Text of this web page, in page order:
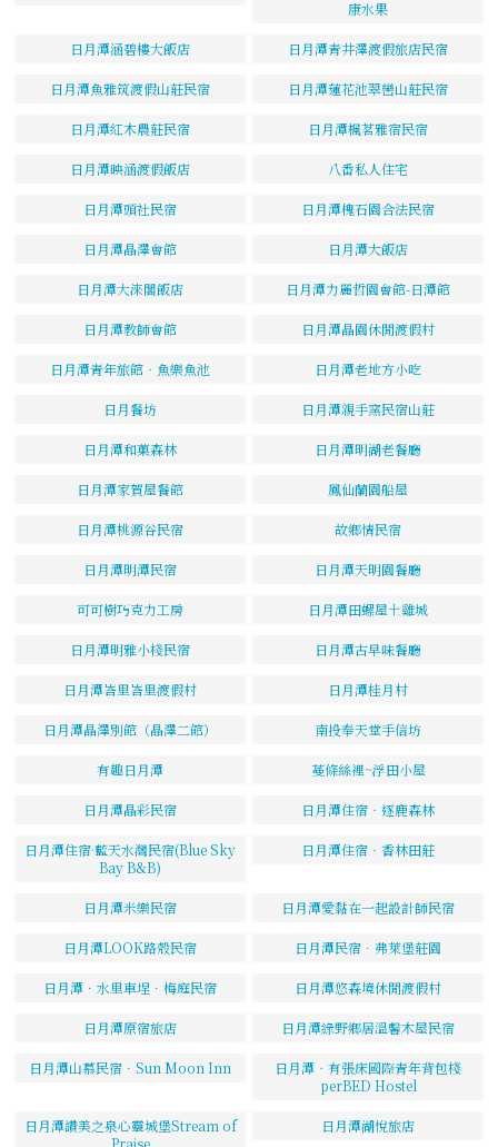
康水果
日月潭涵碧樓大飯店 日月潭青井澤渡假旅店民宿
日月潭魚雅筑渡假山莊民宿 日月潭蓮花池翠巒山莊民宿
日月潭紅木農莊民宿 日月潭楓茗雅宿民宿
日月潭映涵渡假飯店 八番私人住宅
日月潭頭社民宿 日月潭槐石園合法民宿
日月潭晶澤會館 日月潭大飯店
日月潭大淶閣飯店 日月潭力麗哲園會館-日潭館
日月潭教師會館 日月潭晶園休閒渡假村
日月潭青年旅館‧魚樂魚池 日月潭老地方小吃
日月餐坊 日月潭親手窯民宿山莊
日月潭和菓森林 日月潭明湖老餐廳
日月潭家賀屋餐館 鳳仙蘭園船屋
日月潭桃源谷民宿 故鄉情民宿
日月潭明潭民宿 日月潭天明園餐廳
可可樹巧克力工房 日月潭田螺屋土雞城
日月潭明雅小棧民宿 日月潭古早味餐廳
日月潭峇里峇里渡假村 日月潭桂月村
日月潭晶澤別館（晶澤二館） 南投奉天堂手信坊
有趣日月潭 蔓條絲裡~浮田小屋
日月潭晶彩民宿 日月潭住宿‧逐鹿森林
日月潭住宿·藍天水灣民宿(Blue Sky
Bay B&B)
日月潭住宿‧香林田莊
日月潭米樂民宿 日月潭愛黏在一起設計師民宿
日月潭LOOK路殼民宿 日月潭民宿．弗萊堡莊園
日月潭．水里車埕．梅庭民宿 日月潭悠森境休閒渡假村
日月潭原宿旅店 日月潭綠野鄉居溫馨木屋民宿
日月潭山慕民宿．Sun Moon Inn
日月潭‧有張床國際青年背包棧
perBED Hostel
日月潭讚美之泉心靈城堡Stream of
Praise
日月潭湖悅旅店